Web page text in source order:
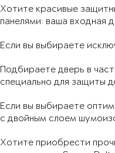
Хотите красивые
панелями: ваша входная
Если вы выбираете
Подбираете дверь в
специально для защиты
Если вы выбираете
с двойным слоем
Хотите приобрести